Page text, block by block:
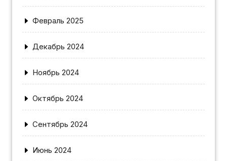
Февраль 2025
Декабрь 2024
Ноябрь 2024
Октябрь 2024
Сентябрь 2024
Июнь 2024